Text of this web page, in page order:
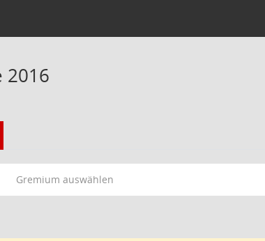
2016
Gremium auswählen